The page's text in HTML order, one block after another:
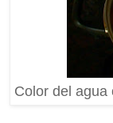
Color del agua